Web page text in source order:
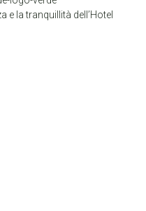
la tranquillità dell’Hotel